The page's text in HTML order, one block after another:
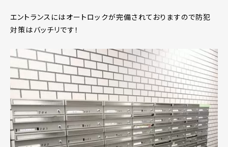
エントランスにはオートロックが完備されておりますので防犯
対策はバッチリです！